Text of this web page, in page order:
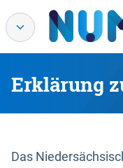
Erklärung
Das